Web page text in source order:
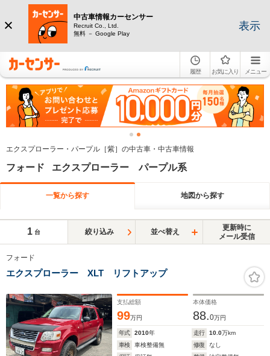
中古車情報カーセンサー
Recruit Co., Ltd.
無料 － Google Play
表示
履歴 お気に入り メニュー
エクスプローラー・パープル［紫］の中古車・中古車情報
フォード エクスプローラー パープル系
一覧から探す 地図から探す
1 台 絞り込み 並べ替え
更新時に
メール受信
フォード
エクスプローラー XLT リフトアップ
支払総額
99万円
本体価格
88.0万円
年式 2010年 走行 10.0万km
車検
車検整備無 修復
なし